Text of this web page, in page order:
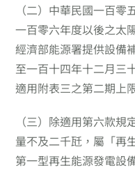
（二） 中華民國一百零
一百零六年度以後之太
經濟部能源署提供設備
至一百十四年十二月三
適用附表三之第二期上
（三） 除適用第六款規
量不及二千瓩，屬「再
第一型再生能源發電設